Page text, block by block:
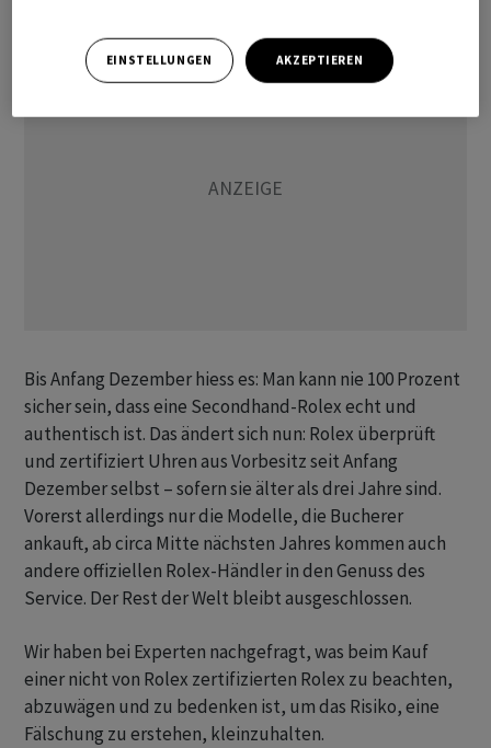
Bis Anfang Dezember hiess es: Man kann nie 100 Prozent
sicher sein, dass eine Secondhand-Rolex echt und
authentisch ist. Das ändert sich nun: Rolex überprüft
und zertifiziert Uhren aus Vorbesitz seit Anfang
Dezember selbst – sofern sie älter als drei Jahre sind.
Vorerst allerdings nur die Modelle, die Bucherer
ankauft, ab circa Mitte nächsten Jahres kommen auch
andere offiziellen Rolex-Händler in den Genuss des
Service. Der Rest der Welt bleibt ausgeschlossen.
Wir haben bei Experten nachgefragt, was beim Kauf
einer nicht von Rolex zertifizierten Rolex zu beachten,
abzuwägen und zu bedenken ist, um das Risiko, eine
Fälschung zu erstehen, kleinzuhalten.
EINSTELLUNGEN AKZEPTIEREN